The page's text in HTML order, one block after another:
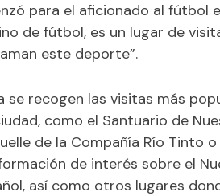
para el aficionado al fútbol
de fútbol, es un lugar de
este deporte”.
se recogen las visitas más
como el Santuario de
de la Compañía Río Tinto
de interés sobre el
así como otros lugares